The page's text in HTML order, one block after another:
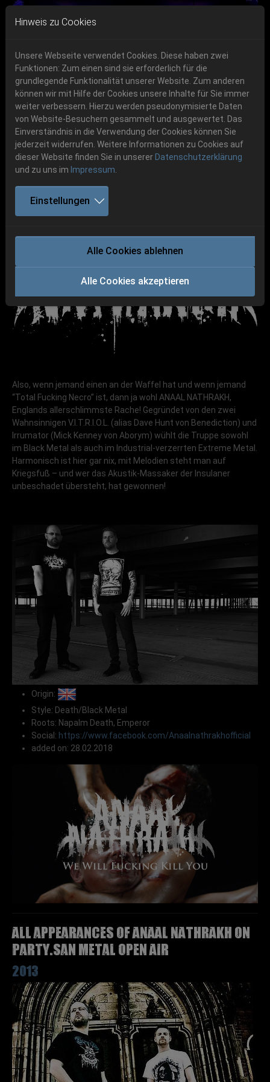
Skip to main navigation
Skip to main content
Skip to page footer
06.-08. August 2026
Schlotheim, Flugplatz Obermehler
Get your tickets!
Ticketshop www.cudgel.de
Previous Next
ANAAL NATHRAKH
Also, wenn jemand einen an der Waffel hat und wenn jemand
“Total Fucking Necro” ist, dann ja wohl ANAAL NATHRAKH,
Englands allerschlimmste Rache! Gegründet von den zwei
Wahnsinnigen V.I.T.R.I.O.L. (alias Dave Hunt von Benediction) und
Irrumator (Mick Kenney von Aborym) wühlt die Truppe sowohl
im Black Metal als auch im Industrial-verzerrten Extreme Metal.
Harmonisch ist hier gar nix, mit Melodien steht man auf
Kriegsfuß – und wer das Akustik-Massaker der Insulaner
unbeschadet übersteht, hat gewonnen!
Origin:
Style: Death/Black Metal
Roots: Napalm Death, Emperor
Social: https://www.facebook.com/Anaalnathrakhofficial
added on: 28.02.2018
All appearances of ANAAL NATHRAKH on
Party.San Metal Open Air
2013
Hinweis zu Cookies
Unsere Webseite verwendet Cookies. Diese haben zwei
Funktionen: Zum einen sind sie erforderlich für die
grundlegende Funktionalität unserer Website. Zum anderen
können wir mit Hilfe der Cookies unsere Inhalte für Sie immer
weiter verbessern. Hierzu werden pseudonymisierte Daten
von Website-Besuchern gesammelt und ausgewertet. Das
Einverständnis in die Verwendung der Cookies können Sie
jederzeit widerrufen. Weitere Informationen zu Cookies auf
dieser Website finden Sie in unserer Datenschutzerklärung
und zu uns im Impressum
Einstellungen
Alle Cookies ablehnen
Alle Cookies akzeptieren